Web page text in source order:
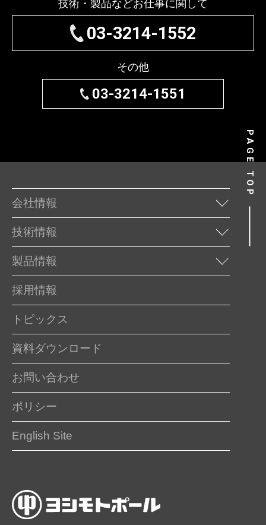
技術・製品などお仕事に関して
03-3214-1552
その他
03-3214-1551
PAGE TOP
会社情報
技術情報
製品情報
採用情報
トピックス
資料ダウンロード
お問い合わせ
ポリシー
English Site